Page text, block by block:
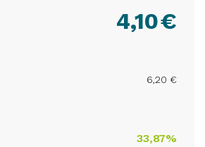
€
4,10
6,20 €
33,87%